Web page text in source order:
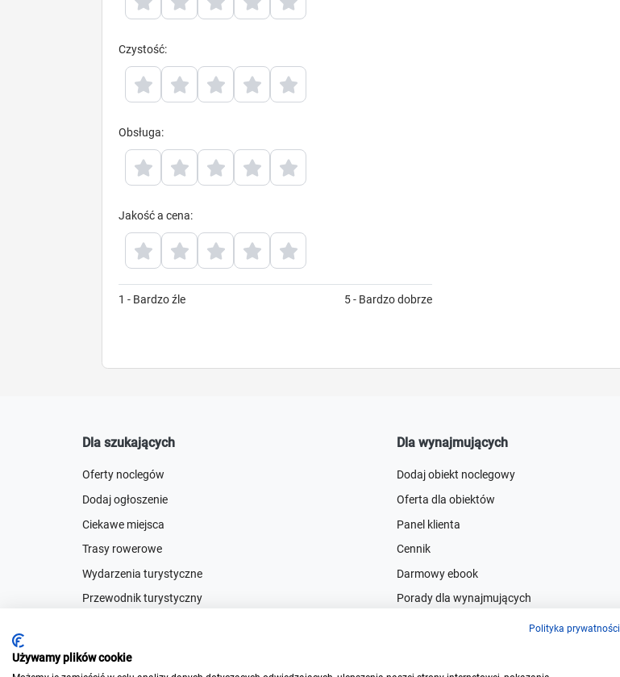
Czystość:
Obsługa:
Jakość a cena:
1 - Bardzo źle 5 - Bardzo dobrze
Dla szukających
Oferty noclegów
Dodaj ogłoszenie
Ciekawe miejsca
Trasy rowerowe
Wydarzenia turystyczne
Przewodnik turystyczny
Dla wynajmujących
Dodaj obiekt noclegowy
Oferta dla obiektów
Panel klienta
Cennik
Darmowy ebook
Porady dla wynajmujących
Polityka prywatności
Używamy plików cookie